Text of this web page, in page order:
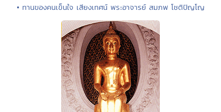
• ทานของคนเข็นใจ เสียงเทศน์ พระอาจารย์ สมภพ โชติปัญโญ